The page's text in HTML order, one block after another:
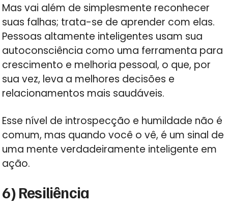
Mas vai além de simplesmente reconhecer
suas falhas; trata-se de aprender com elas.
Pessoas altamente inteligentes usam sua
autoconsciência como uma ferramenta para
crescimento e melhoria pessoal, o que, por
sua vez, leva a melhores decisões e
relacionamentos mais saudáveis.
Esse nível de introspecção e humildade não é
comum, mas quando você o vê, é um sinal de
uma mente verdadeiramente inteligente em
ação.
6) Resiliência